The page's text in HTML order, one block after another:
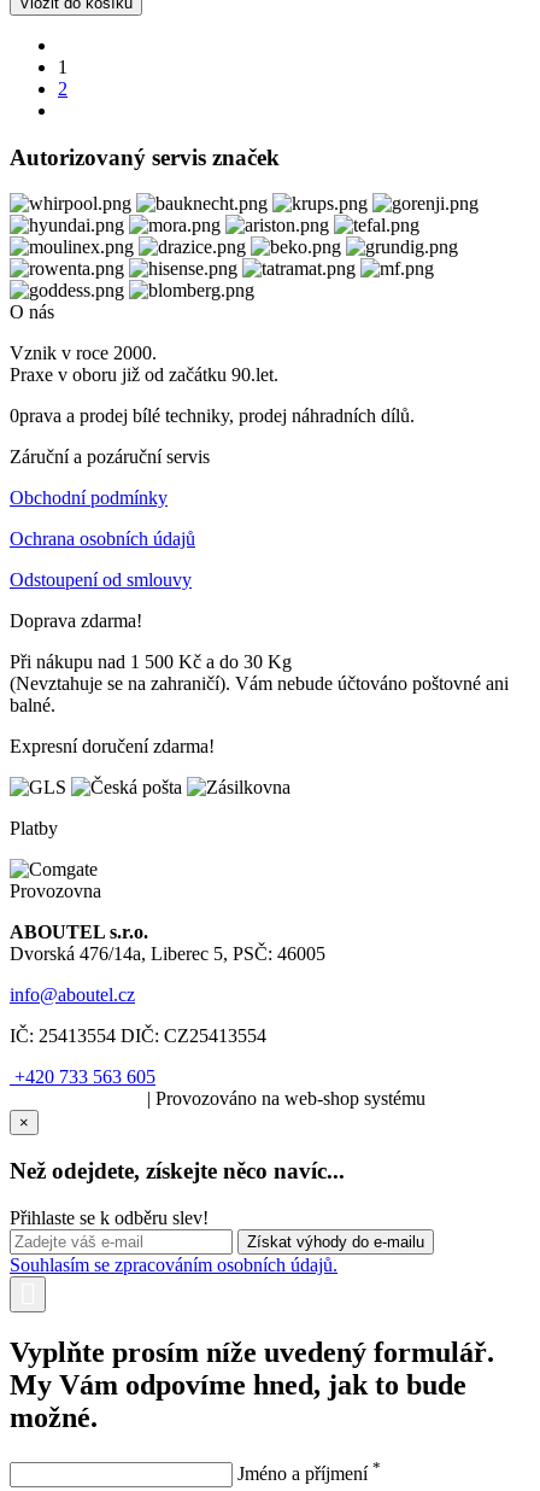
1
2
Autorizovaný servis značek
O nás
Vznik v roce 2000.
Praxe v oboru již od začátku 90.let.
0prava a prodej bílé techniky, prodej náhradních dílů.
Záruční a pozáruční servis
Obchodní podmínky
Ochrana osobních údajů
Odstoupení od smlouvy
Doprava zdarma!
Při nákupu nad 1 500 Kč a do 30 Kg
(Nevztahuje se na zahraničí). Vám nebude účtováno poštovné ani
balné.
Expresní doručení zdarma!
Platby
Provozovna
ABOUTEL s.r.o.
Dvorská 476/14a, Liberec 5, PSČ: 46005
info@aboutel.cz
IČ: 25413554 DIČ: CZ25413554
+420 733 563 605
| Provozováno na web-shop systému
×
Než odejdete, získejte něco navíc...
Přihlaste se k odběru slev!
Souhlasím se zpracováním osobních údajů.
Vyplňte prosím níže uvedený formulář.
My Vám odpovíme hned, jak to bude
možné.
Jméno a příjmení *